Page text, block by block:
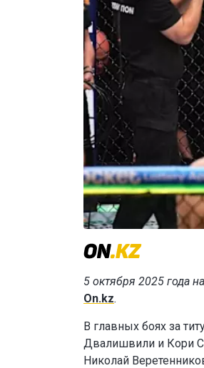
5 октября 2025 года
On.kz.
В главных боях за
Двалишвили и Кори
Николай